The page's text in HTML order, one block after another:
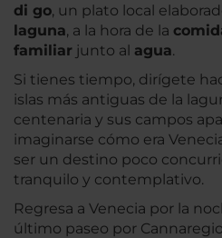
di go, un plato local
laguna, a la hora de la
familiar junto al agua.
Si tienes tiempo, dirígete
islas más antiguas de la
centenaria y sus campos
imaginarse cómo era
ser un destino poco
tranquilo y contemplativo.
Regresa a Venecia por la
último paseo por